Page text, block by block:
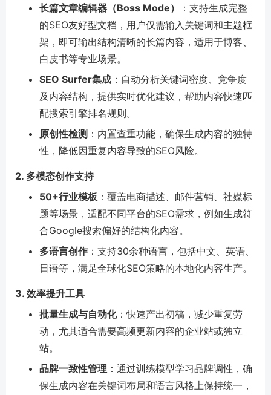
长篇文章编辑器（Boss Mode）
：支持生成完整
的SEO友好型文档，用户仅需输入关键词和主题框
架，即可输出结构清晰的长篇内容，适用于博客、
白皮书等专业场景。
SEO Surfer集成 ：自动分析关键词密度、竞争度
及内容结构，提供实时优化建议，帮助内容快速匹
配搜索引擎排名规则。
原创性检测 ：内置查重功能，确保生成内容的独特
性，降低因重复内容导致的SEO风险。
2. 多模态创作支持
50+行业模板 ：覆盖电商描述、邮件营销、社媒标
题等场景，适配不同平台的SEO需求，例如生成符
合Google搜索偏好的结构化内容。
多语言创作 ：支持30余种语言，包括中文、英语、
日语等，满足全球化SEO策略的本地化内容生产。
3. 效率提升工具
批量生成与自动化：快速产出初稿，减少重复劳
动，尤其适合需要高频更新内容的企业站或独立
站。
品牌一致性管理 ：通过训练模型学习品牌调性，确
保生成内容在关键词布局和语言风格上保持统一，